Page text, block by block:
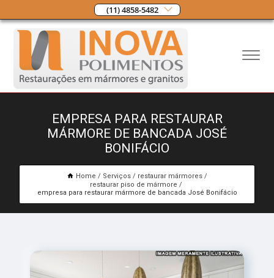
(11) 4858-5482
EMPRESA PARA RESTAURAR
MÁRMORE DE BANCADA JOSÉ
BONIFÁCIO
Home Serviços
restaurar mármores
restaurar piso de mármore
empresa para restaurar mármore de bancada José Bonifácio